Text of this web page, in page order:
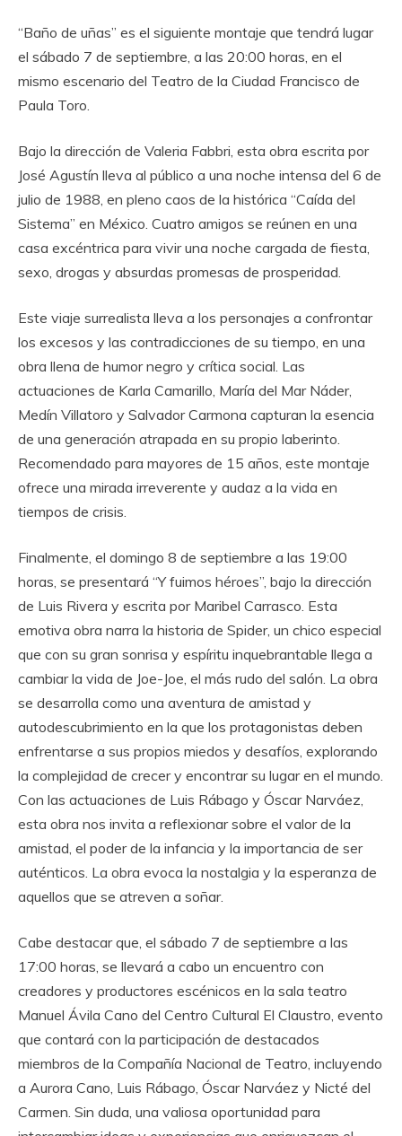
“Baño de uñas” es el siguiente montaje que tendrá lugar
el sábado 7 de septiembre, a las 20:00 horas, en el
mismo escenario del Teatro de la Ciudad Francisco de
Paula Toro.
Bajo la dirección de Valeria Fabbri, esta obra escrita por
José Agustín lleva al público a una noche intensa del 6 de
julio de 1988, en pleno caos de la histórica “Caída del
Sistema” en México. Cuatro amigos se reúnen en una
casa excéntrica para vivir una noche cargada de fiesta,
sexo, drogas y absurdas promesas de prosperidad.
Este viaje surrealista lleva a los personajes a confrontar
los excesos y las contradicciones de su tiempo, en una
obra llena de humor negro y crítica social. Las
actuaciones de Karla Camarillo, María del Mar Náder,
Medín Villatoro y Salvador Carmona capturan la esencia
de una generación atrapada en su propio laberinto.
Recomendado para mayores de 15 años, este montaje
ofrece una mirada irreverente y audaz a la vida en
tiempos de crisis.
Finalmente, el domingo 8 de septiembre a las 19:00
horas, se presentará “Y fuimos héroes”, bajo la dirección
de Luis Rivera y escrita por Maribel Carrasco. Esta
emotiva obra narra la historia de Spider, un chico especial
que con su gran sonrisa y espíritu inquebrantable llega a
cambiar la vida de Joe-Joe, el más rudo del salón. La obra
se desarrolla como una aventura de amistad y
autodescubrimiento en la que los protagonistas deben
enfrentarse a sus propios miedos y desafíos, explorando
la complejidad de crecer y encontrar su lugar en el mundo.
Con las actuaciones de Luis Rábago y Óscar Narváez,
esta obra nos invita a reflexionar sobre el valor de la
amistad, el poder de la infancia y la importancia de ser
auténticos. La obra evoca la nostalgia y la esperanza de
aquellos que se atreven a soñar.
Cabe destacar que, el sábado 7 de septiembre a las
17:00 horas, se llevará a cabo un encuentro con
creadores y productores escénicos en la sala teatro
Manuel Ávila Cano del Centro Cultural El Claustro, evento
que contará con la participación de destacados
miembros de la Compañía Nacional de Teatro, incluyendo
a Aurora Cano, Luis Rábago, Óscar Narváez y Nicté del
Carmen. Sin duda, una valiosa oportunidad para